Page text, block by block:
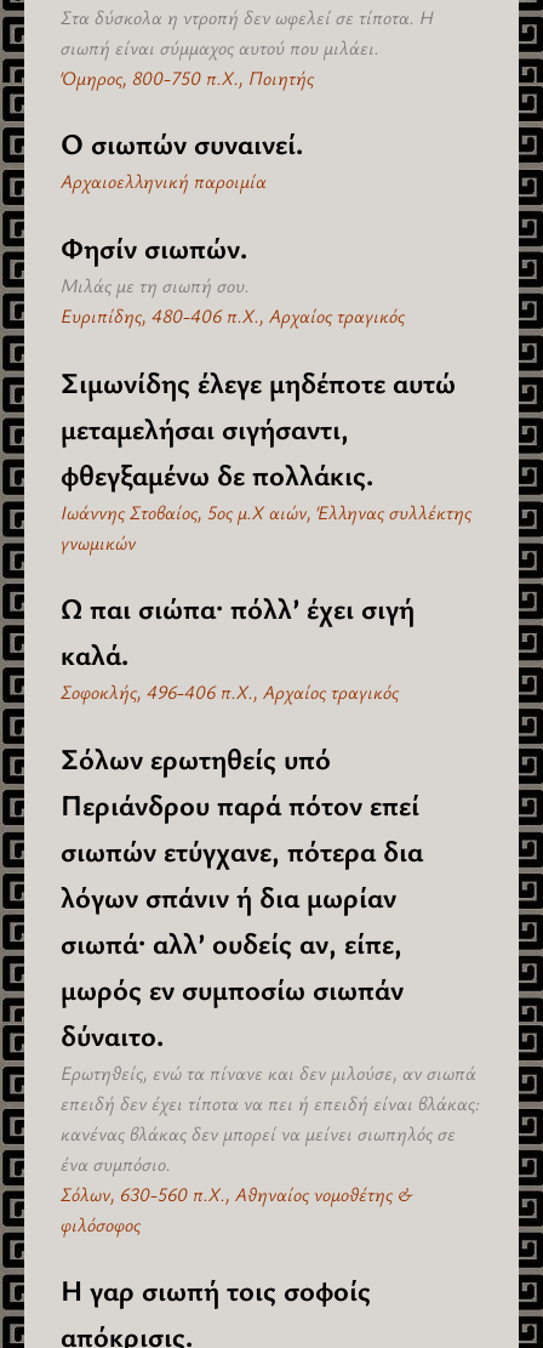
Στα δύσκολα η ντροπή δεν ωφελεί σε τίποτα. Η
σιωπή είναι σύμμαχος αυτού που μιλάει.
Όμηρος, 800-750 π.Χ., Ποιητής
Ο σιωπών συναινεί.
Αρχαιοελληνική παροιμία
Φησίν σιωπών.
Μιλάς με τη σιωπή σου.
Ευριπίδης, 480-406 π.Χ., Αρχαίος τραγικός
Σιμωνίδης έλεγε μηδέποτε αυτώ
μεταμελήσαι σιγήσαντι,
φθεγξαμένω δε πολλάκις.
Ιωάννης Στοβαίος, 5ος μ.Χ αιών, Έλληνας συλλέκτης
γνωμικών
Ω παι σιώπα· πόλλ’ έχει σιγή
καλά.
Σοφοκλής, 496-406 π.Χ., Αρχαίος τραγικός
Σόλων ερωτηθείς υπό
Περιάνδρου παρά πότον επεί
σιωπών ετύγχανε, πότερα δια
λόγων σπάνιν ή δια μωρίαν
σιωπά· αλλ’ ουδείς αν, είπε,
μωρός εν συμποσίω σιωπάν
δύναιτο.
Ερωτηθείς, ενώ τα πίνανε και δεν μιλούσε, αν σιωπά
επειδή δεν έχει τίποτα να πει ή επειδή είναι βλάκας:
κανένας βλάκας δεν μπορεί να μείνει σιωπηλός σε
ένα συμπόσιο.
Σόλων, 630-560 π.Χ., Αθηναίος νομοθέτης &
φιλόσοφος
Η γαρ σιωπή τοις σοφοίς
απόκρισις.